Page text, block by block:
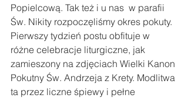
Popielcową. Tak też i u nas  w parafii
Św. Nikity rozpoczęliśmy okres pokuty.
Pierwszy tydzień postu obfituje w
różne celebracje liturgiczne, jak
zamieszony na zdjęciach Wielki Kanon
Pokutny Św. Andrzeja z Krety. Modlitwa
ta przez liczne śpiewy i pełne